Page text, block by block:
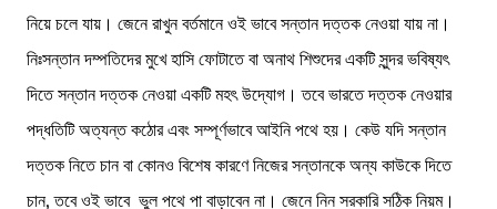
নিয়ে চলে যায়। জেনে রাখুন বর্তমানে ওই ভাবে সন্তান দত্তক নেওয়া যায় না।
নিঃসন্তান দম্পতিদের মুখে হাসি ফোটাতে বা অনাথ শিশুদের একটি সুন্দর ভবিষ্যৎ
দিতে সন্তান দত্তক নেওয়া একটি মহৎ উদ্যোগ। তবে ভারতে দত্তক নেওয়ার
পদ্ধতিটি অত্যন্ত কঠোর এবং সম্পূর্ণভাবে আইনি পথে হয়। কেউ যদি সন্তান
দত্তক নিতে চান বা কোনও বিশেষ কারণে নিজের সন্তানকে অন্য কাউকে দিতে
চান, তবে ওই ভাবে ভুল পথে পা বাড়াবেন না। জেনে নিন সরকারি সঠিক নিয়ম।